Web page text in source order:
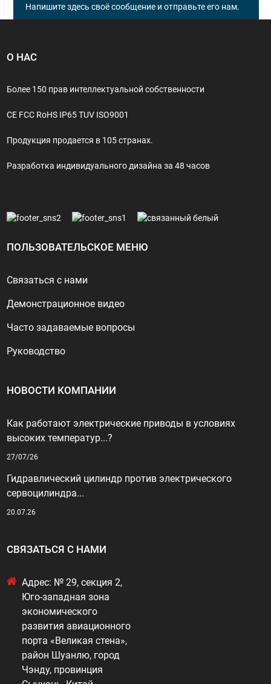
Напишите здесь своё сообщение и отправьте его нам.
О НАС
Более 150 прав интеллектуальной собственности
CE FCC RoHS IP65 TUV ISO9001
Продукция продается в 105 странах.
Разработка индивидуального дизайна за 48 часов
ПОЛЬЗОВАТЕЛЬСКОЕ МЕНЮ
Связаться с нами
Демонстрационное видео
Часто задаваемые вопросы
Руководство
НОВОСТИ КОМПАНИИ
Как работают электрические приводы в условиях
высоких температур...?
27/07/26
Гидравлический цилиндр против электрического
сервоцилиндра...
20.07.26
СВЯЗАТЬСЯ С НАМИ
Адрес: № 29, секция 2,
Юго-западная зона
экономического
развития авиационного
порта «Великая стена»,
район Шуанлю, город
Чэнду, провинция